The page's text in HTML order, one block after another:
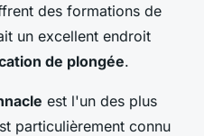
des formations de
un excellent endroit
de plongée.
est l'un des plus
particulièrement connu